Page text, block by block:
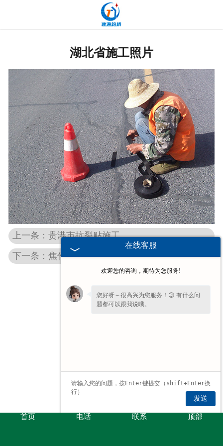
新闻中心
发货现场
工程案例
厂容厂貌
联系我们
湖北省施工照片
上一条：贵港市抗裂贴施工
下一条：焦作市政抗裂贴施工
首页 电话 联系 顶部
在线客服
欢迎您的咨询，期待为您服务!
您好呀～很高兴为您服务！😊 有什么问
题都可以跟我说哦。
发送